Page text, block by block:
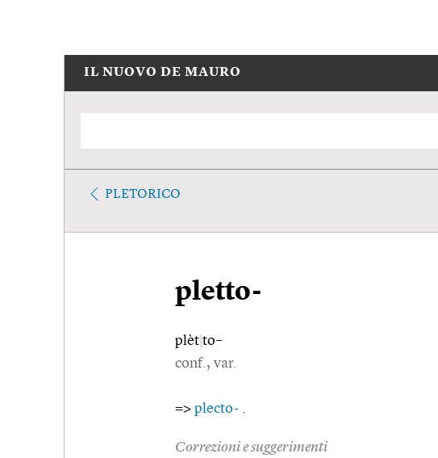
IL NUOVO DE MAURO
PLETORICO
pletto-
plèt to–
conf., var.
=> plecto- .
Correzioni e suggerimenti